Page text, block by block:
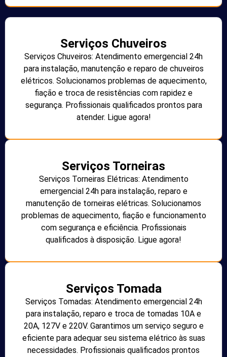
Serviços Chuveiros
Serviços Chuveiros: Atendimento emergencial 24h
para instalação, manutenção e reparo de chuveiros
elétricos. Solucionamos problemas de aquecimento,
fiação e troca de resistências com rapidez e
segurança. Profissionais qualificados prontos para
atender. Ligue agora!
Serviços Torneiras
Serviços Torneiras Elétricas: Atendimento
emergencial 24h para instalação, reparo e
manutenção de torneiras elétricas. Solucionamos
problemas de aquecimento, fiação e funcionamento
com segurança e eficiência. Profissionais
qualificados à disposição. Ligue agora!
Serviços Tomada
Serviços Tomadas: Atendimento emergencial 24h
para instalação, reparo e troca de tomadas 10A e
20A, 127V e 220V. Garantimos um serviço seguro e
eficiente para adequar seu sistema elétrico às suas
necessidades. Profissionais qualificados prontos